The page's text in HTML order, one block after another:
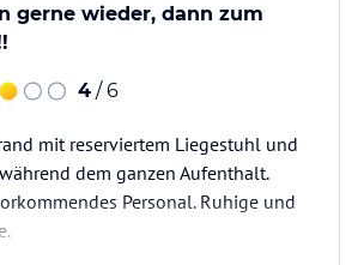
gerne wieder, dann zum
4 / 6
mit reserviertem Liegestuhl und
dem ganzen Aufenthalt.
Personal. Ruhige und